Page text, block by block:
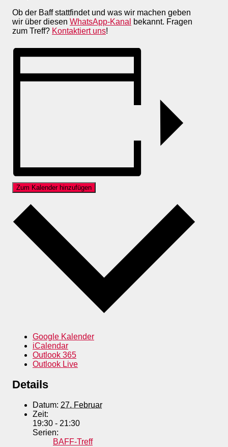
Ob der Baff stattfindet und was wir machen geben
wir über diesen WhatsApp-Kanal
bekannt. Fragen
zum Treff? Kontaktiert uns!
Zum Kalender hinzufügen
Google Kalender
iCalendar
Outlook 365
Outlook Live
Details
Datum: 27. Februar
Zeit:
19:30 - 21:30
Serien:
BAFF-Treff